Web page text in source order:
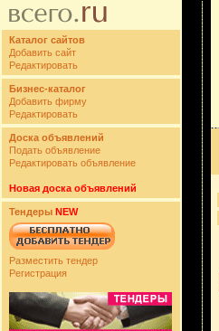
Каталог сайтов
Добавить сайт
Редактировать
Бизнес-каталог
Добавить фирму
Редактировать
Доска объявлений
Подать объявление
Редактировать объявление
Новая доска объявлений
Тендеры NEW
Разместить тендер
Регистрация